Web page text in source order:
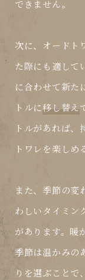
できません。
次に、オードト
た際にも適して
に合わせて新た
トルに移し替え
トルがあれば、
トワレを楽しめ
また、季節の変
わしいタイミン
があります。暖
季節は温かみの
りを選ぶことで